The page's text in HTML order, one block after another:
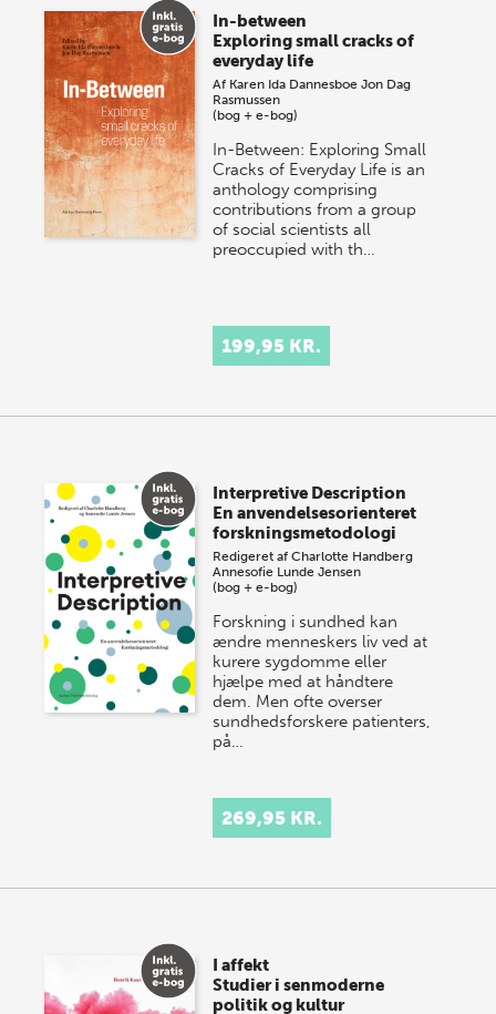
In-between
Exploring small cracks of
everyday life
Af Karen Ida Dannesboe Jon Dag
Rasmussen
(bog + e-bog)
In-Between: Exploring Small
Cracks of Everyday Life is an
anthology comprising
contributions from a group
of social scientists all
preoccupied with th…
199,95 KR.
Interpretive Description
En anvendelsesorienteret
forskningsmetodologi
Redigeret afCharlotte Handberg
Annesofie Lunde Jensen
(bog + e-bog)
Forskning i sundhed kan
ændre menneskers liv ved at
kurere sygdomme eller
hjælpe med at håndtere
dem. Men ofte overser
sundhedsforskere patienters,
på…
269,95 KR.
I affekt
Studier i senmoderne
politik og kultur